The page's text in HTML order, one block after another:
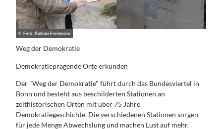
© Foto: Barbara Frommann
Weg der Demokratie
Demokratieprägende Orte erkunden
Der "Weg der Demokratie" führt durch das Bundesviertel in
Bonn und besteht aus beschilderten Stationen an
zeithistorischen Orten mit über 75 Jahre
Demokratiegeschichte. Die verschiedenen Stationen sorgen
für jede Menge Abwechslung und machen Lust auf mehr.